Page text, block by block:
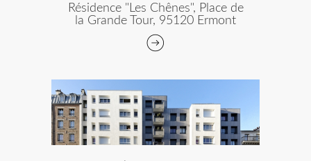
Résidence "Les Chênes", Place de
la Grande Tour, 95120 Ermont